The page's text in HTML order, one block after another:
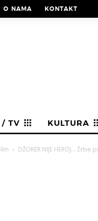
O NAMA KONTAKT
/ TV KULTURA
DŽOKER NIJE HEROJ…